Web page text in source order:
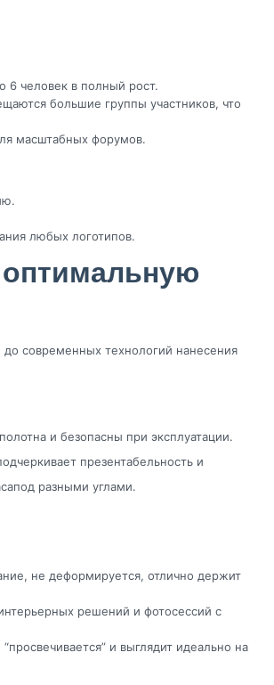
6 человек в полный рост.
большие группы участников, что
масштабных форумов.
любых логотипов.
оптимальную
современных технологий нанесения
и безопасны при эксплуатации.
презентабельность и
разными углами.
не деформируется, отлично держит
решений и фотосессий с
и выглядит идеально на